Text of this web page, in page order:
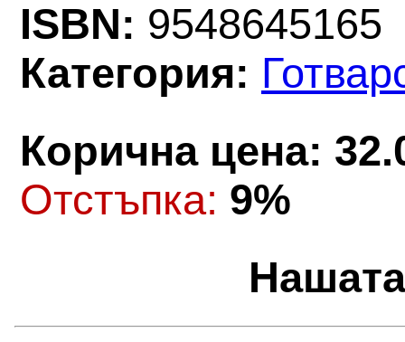
ISBN: 9548645165
Категория:
Корична цена:
Oтстъпка: 9%